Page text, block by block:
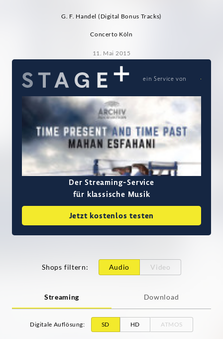
G. F. Handel (Digital Bonus Tracks)
Concerto Köln
11. Mai 2015
ein Service von
Der Streaming-Service
für klassische Musik
Jetzt kostenlos testen
Shops filtern: Audio Video
Streaming Download
Digitale Auflösung: SD HD ATMOS